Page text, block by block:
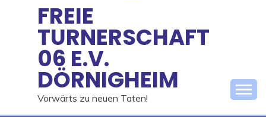
FREIE
TURNERSCHAFT
06 E.V.
DÖRNIGHEIM
Vorwärts zu neuen Taten!